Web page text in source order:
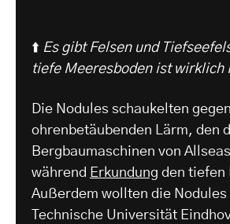
⬆️ Es gibt Felsen und
tiefe Meeresboden ist wirklich
Die Nodules schaukelten
ohrenbetäubenden Lärm, den
Bergbaumaschinen von
während Erkundung den tiefen
Außerdem wollten die Nodules
Technische Universität